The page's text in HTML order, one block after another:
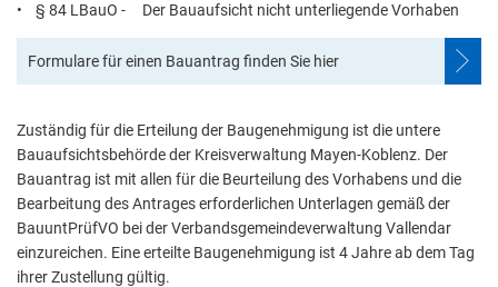
• § 84 LBauO - Der Bauaufsicht nicht unterliegende Vorhaben
Formulare für einen Bauantrag finden Sie hier
Zuständig für die Erteilung der Baugenehmigung ist die untere
Bauaufsichtsbehörde der Kreisverwaltung Mayen-Koblenz. Der
Bauantrag ist mit allen für die Beurteilung des Vorhabens und die
Bearbeitung des Antrages erforderlichen Unterlagen gemäß der
BauuntPrüfVO bei der Verbandsgemeindeverwaltung Vallendar
einzureichen. Eine erteilte Baugenehmigung ist 4 Jahre ab dem Tag
ihrer Zustellung gültig.